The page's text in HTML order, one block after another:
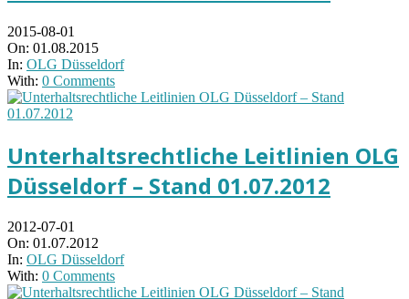
2015-08-01
On: 01.08.2015
In: OLG Düsseldorf
With: 0 Comments
Unterhaltsrechtliche Leitlinien OLG
Düsseldorf – Stand 01.07.2012
2012-07-01
On: 01.07.2012
In: OLG Düsseldorf
With: 0 Comments